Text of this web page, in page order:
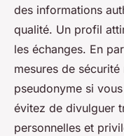
des informations
qualité. Un profil
les échanges. En
mesures de
pseudonyme si
évitez de divulguer
personnelles et